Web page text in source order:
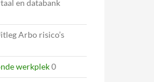
en databank
Arbo risico’s
werkplek0